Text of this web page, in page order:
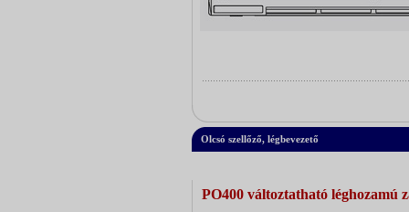
Olcsó szellőző, légbevezető
PO400 változtatható léghozamú